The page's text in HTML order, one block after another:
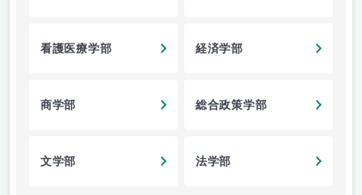
看護医療学部 経済学部
商学部 総合政策学部
文学部 法学部